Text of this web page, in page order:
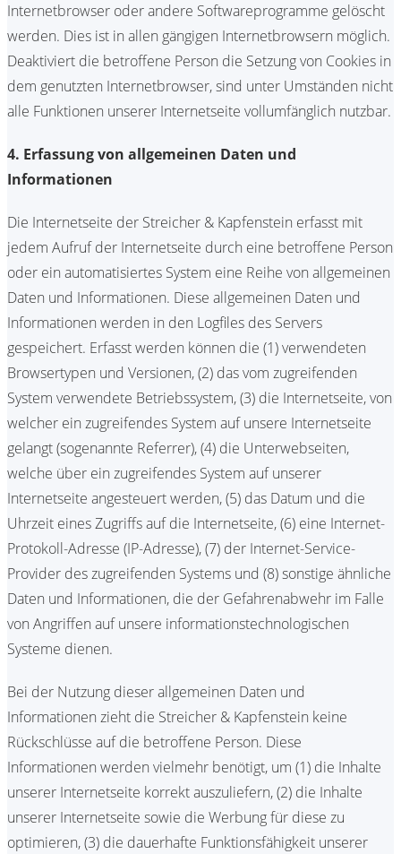
Internetbrowser oder andere Softwareprogramme gelöscht
werden. Dies ist in allen gängigen Internetbrowsern möglich.
Deaktiviert die betroffene Person die Setzung von Cookies in
dem genutzten Internetbrowser, sind unter Umständen nicht
alle Funktionen unserer Internetseite vollumfänglich nutzbar.
4. Erfassung von allgemeinen Daten und
Informationen
Die Internetseite der Streicher & Kapfenstein erfasst mit
jedem Aufruf der Internetseite durch eine betroffene Person
oder ein automatisiertes System eine Reihe von allgemeinen
Daten und Informationen. Diese allgemeinen Daten und
Informationen werden in den Logfiles des Servers
gespeichert. Erfasst werden können die (1) verwendeten
Browsertypen und Versionen, (2) das vom zugreifenden
System verwendete Betriebssystem, (3) die Internetseite, von
welcher ein zugreifendes System auf unsere Internetseite
gelangt (sogenannte Referrer), (4) die Unterwebseiten,
welche über ein zugreifendes System auf unserer
Internetseite angesteuert werden, (5) das Datum und die
Uhrzeit eines Zugriffs auf die Internetseite, (6) eine Internet-
Protokoll-Adresse (IP-Adresse), (7) der Internet-Service-
Provider des zugreifenden Systems und (8) sonstige ähnliche
Daten und Informationen, die der Gefahrenabwehr im Falle
von Angriffen auf unsere informationstechnologischen
Systeme dienen.
Bei der Nutzung dieser allgemeinen Daten und
Informationen zieht die Streicher & Kapfenstein keine
Rückschlüsse auf die betroffene Person. Diese
Informationen werden vielmehr benötigt, um (1) die Inhalte
unserer Internetseite korrekt auszuliefern, (2) die Inhalte
unserer Internetseite sowie die Werbung für diese zu
optimieren, (3) die dauerhafte Funktionsfähigkeit unserer